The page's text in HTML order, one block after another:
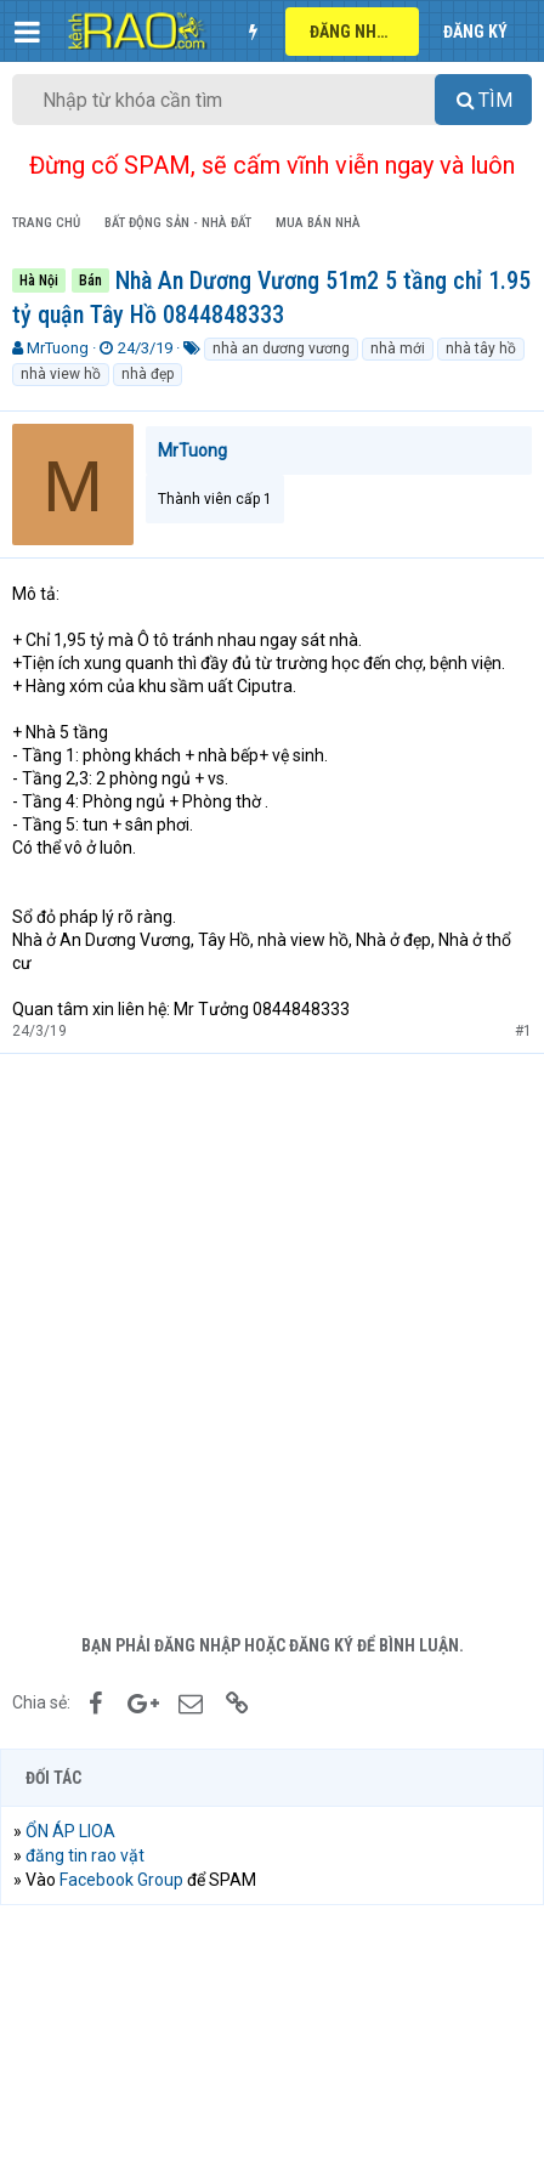
ĐĂNG NHẬP ĐĂNG KÝ
TÌM
Đừng cố SPAM, sẽ cấm vĩnh viễn ngay và luôn
TRANG CHỦ BẤT ĐỘNG SẢN - NHÀ ĐẤT MUA BÁN NHÀ
Hà Nội Bán
Nhà An Dương Vương 51m2 5 tầng chỉ 1.95
tỷ quận Tây Hồ 0844848333
T
h
r
e
r
e
MrTuong
N
g
à
y
24/3/19
h
a
nhà an dương vương nhà mới
nhà tây hồ
nhà view hồ
nhà đẹp
M MrTuong
Thành viên cấp 1
Mô tả:
+ Chỉ 1,95 tỷ mà Ô tô tránh nhau ngay sát nhà.
+Tiện ích xung quanh thì đầy đủ từ trường học đến chợ, bệnh viện.
+ Hàng xóm của khu sầm uất Ciputra.
+ Nhà 5 tầng
- Tầng 1: phòng khách + nhà bếp+ vệ sinh.
- Tầng 2,3: 2 phòng ngủ + vs.
- Tầng 4: Phòng ngủ + Phòng thờ .
- Tầng 5: tun + sân phơi.
Có thể vô ở luôn.
Sổ đỏ pháp lý rõ ràng.
Nhà ở An Dương Vương, Tây Hồ, nhà view hồ, Nhà ở đẹp, Nhà ở thổ
cư
Quan tâm xin liên hệ: Mr Tưởng 0844848333
24/3/19 #1
BẠN PHẢI ĐĂNG NHẬP HOẶC ĐĂNG KÝ ĐỂ BÌNH LUẬN.
Chia sẻ: FacebookGoogle+Email
ĐỐI TÁC
» ỔN ÁP LIOA
» đăng tin rao vặt
» Vào Facebook Group để SPAM